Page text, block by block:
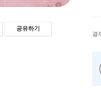
공유하기
결